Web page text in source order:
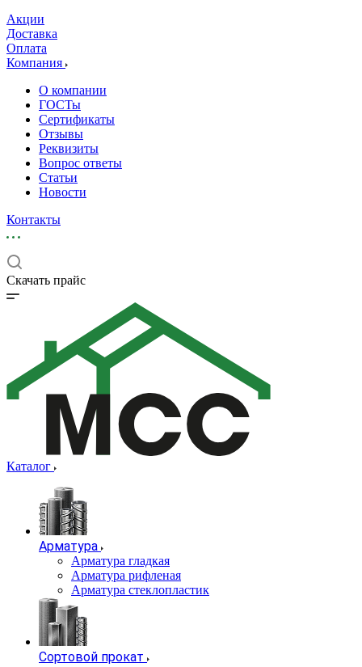
Акции
Доставка
Оплата
Компания
О компании
ГОСТы
Сертификаты
Отзывы
Реквизиты
Вопрос ответы
Статьи
Новости
Контакты
Скачать прайс
Каталог
Арматура
Арматура гладкая
Арматура рифленая
Арматура стеклопластик
Сортовой прокат